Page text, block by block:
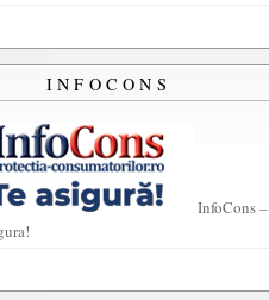
INFOCONS
InfoCons –